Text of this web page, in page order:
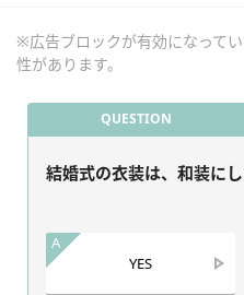
※広告ブロックが有効になって
性があります。
QUESTION
結婚式の衣装は、和装に
A
YES